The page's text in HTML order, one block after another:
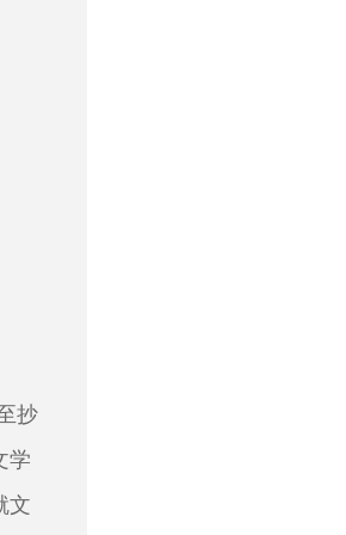
抄
学
文